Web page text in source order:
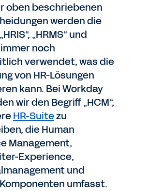
oben beschriebenen
werden die
„HRMS“ und
immer noch
verwendet, was die
von HR-Lösungen
kann. Bei Workday
wir den Begriff „HCM“,
HR-Suitezu
die Human
Management,
Experience,
und
umfasst.